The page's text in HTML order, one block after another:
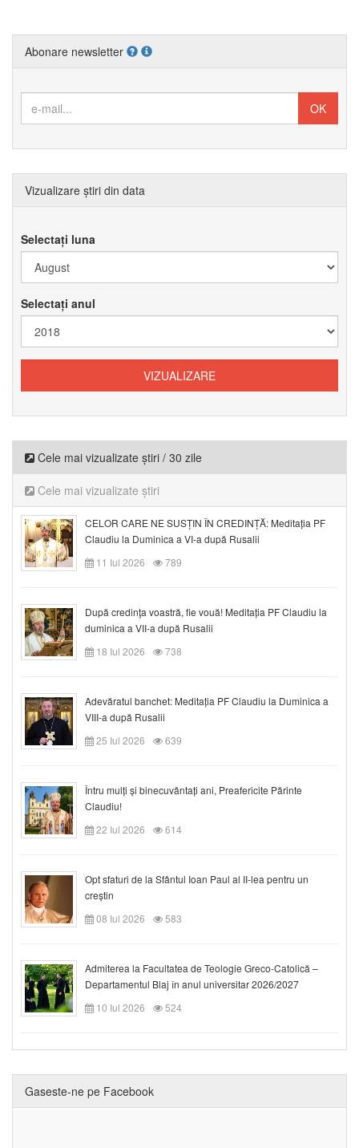
Abonare newsletter
Vizualizare știri din data
Selectați luna
Selectați anul
Cele mai vizualizate știri / 30 zile
Cele mai vizualizate știri
CELOR CARE NE SUSȚIN ÎN CREDINȚĂ: Meditația PF
Claudiu la Duminica a VI-a după Rusalii
11 Iul 2026
789
După credinţa voastră, fie vouă! Meditația PF Claudiu la
duminica a VII-a după Rusalii
18 Iul 2026
738
Adevăratul banchet: Meditația PF Claudiu la Duminica a
VIII-a după Rusalii
25 Iul 2026
639
Întru mulți și binecuvântați ani, Preafericite Părinte
Claudiu!
22 Iul 2026
614
Opt sfaturi de la Sfântul Ioan Paul al II-lea pentru un
creștin
08 Iul 2026
583
Admiterea la Facultatea de Teologie Greco-Catolică –
Departamentul Blaj în anul universitar 2026/2027
10 Iul 2026
524
Gaseste-ne pe Facebook